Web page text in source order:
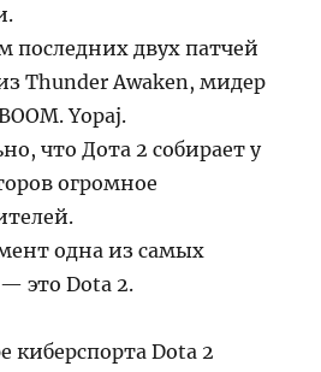
последних двух патчей
Thunder Awaken, мидер
Yopaj.
что Дота 2 собирает у
огромное
одна из самых
это Dota 2.
киберспорта Dota 2